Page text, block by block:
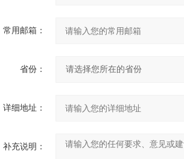
常用邮箱：
省份：
详细地址：
补充说明：